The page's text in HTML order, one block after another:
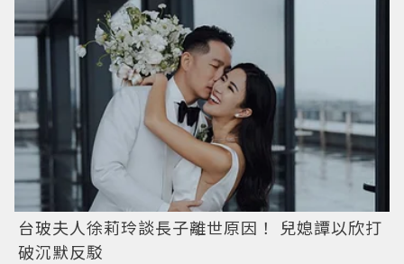
台玻夫人徐莉玲談長子離世原因！ 兒媳譚以欣打
破沉默反駁